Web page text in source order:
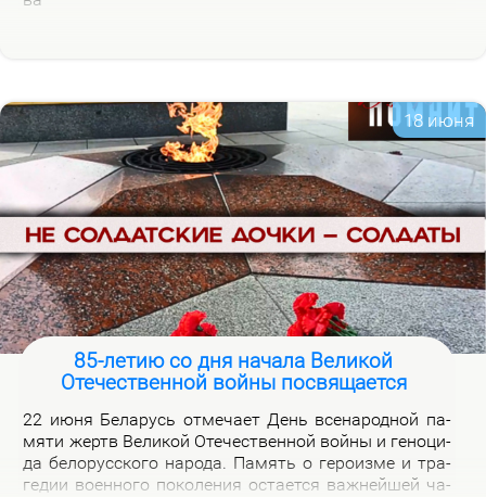
18 июня
85-летию со дня начала Великой
Отечественной войны посвящается
22 июня Бе­ла­русь от­ме­ча­ет День все­на­род­ной па­
мя­ти жертв Ве­ли­кой Оте­че­ствен­ной вой­ны и ге­но­ци­
да бе­ло­рус­ско­го на­ро­да. Па­мять о ге­ро­из­ме и тра­
ге­дии во­ен­но­го по­ко­ле­ния оста­ет­ся важ­ней­шей ча­